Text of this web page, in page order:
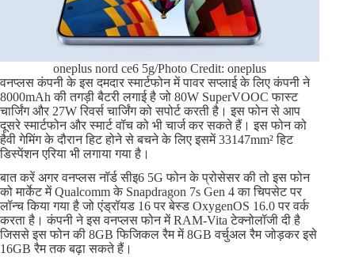
oneplus nord ce6 5g/Photo Credit: oneplus
वनप्लस कंपनी के इस दमदार स्मार्टफोन में पावर सप्लाई के लिए कंपनी ने
8000mAh की तगड़ी बैटरी लगाई है जो 80W SuperVOOC फास्ट
चार्जिंग और 27W रिवर्स चार्जिंग को सपोर्ट करती है। इस फोन से आप
दूसरे स्मार्टफोन और स्मार्ट वॉच को भी चार्ज कर सकते हैं। इस फोन को
हैवी गेमिंग के दौरान हिट होने से बचने के लिए इसमें 33147mm² हिट
डिस्पेंशन एरिया भी लगाया गया है।
बात करें अगर वनप्लस नॉर्ड सीइ6 5G फोन के प्रोसेसर की तो इस फोन
को मार्केट में Qualcomm के Snapdragon 7s Gen 4 का चिपसेट पर
लॉन्च किया गया है जो एंड्रॉयड 16 पर बेस्ड OxygenOS 16.0 पर वर्क
करता है। कंपनी ने इस वनप्लस फोन में RAM-Vita टेक्नोलॉजी दी है
जिससे इस फोन की 8GB फिजिकल रैम में 8GB वर्चुअल रैम जोड़कर इसे
16GB रैम तक बढ़ा सकते हैं।